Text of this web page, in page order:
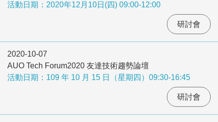
活動日期：2020年12月10日(四) 09:00-12:00
研討會
2020-10-07
AUO Tech Forum2020 友達技術趨勢論壇
活動日期：109 年 10 月 15 日（星期四）09:30-16:45
研討會